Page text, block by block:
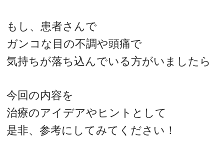
もし、患者さんで
ガンコな目の不調や頭痛で
気持ちが落ち込んでいる方がいましたら
今回の内容を
治療のアイデアやヒントとして
是非、参考にしてみてください！